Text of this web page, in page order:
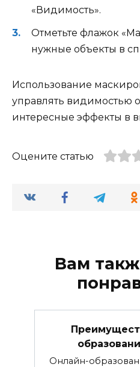
«Видимость».
Отметьте флажок
нужные объекты в
Использование
управлять видимостью
интересные эффекты в
Оцените статью
Вам
Онлайн-